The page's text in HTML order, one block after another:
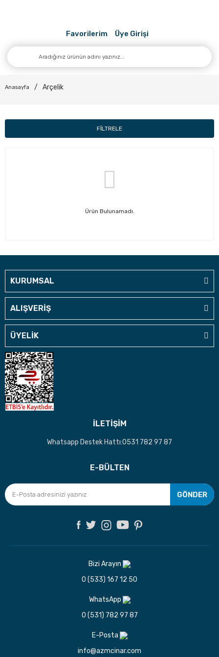
Favorilerim Üye Girişi
Anasayfa Arçelik
FİLTRELE
Ürün Bulunamadı.
KURUMSAL
ALIŞVERİŞ
ÜYELİK
İLETİŞİM
Whatsapp Destek Hattı:0531 782 97 87
E-BÜLTEN
GÖNDER
Bizi Arayın
0 (533) 167 12 50
WhatsApp
0 (531) 782 97 87
E-Posta
info@azmcinar.com